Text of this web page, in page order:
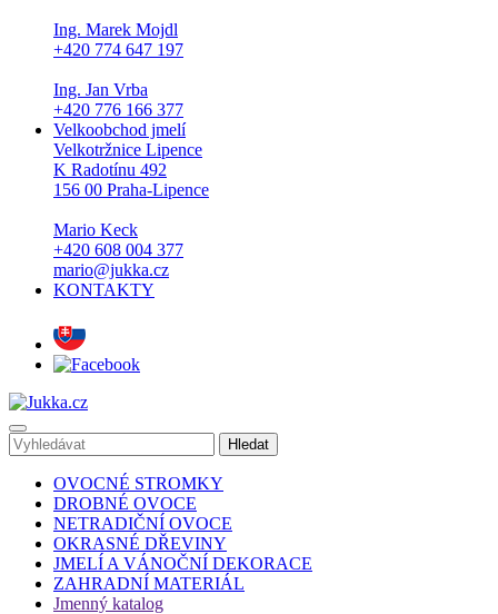
Ing. Marek Mojdl
+420 774 647 197
Ing. Jan Vrba
+420 776 166 377
Velkoobchod jmelí
Velkotržnice Lipence
K Radotínu 492
156 00 Praha-Lipence
Mario Keck
+420 608 004 377
mario@jukka.cz
KONTAKTY
OVOCNÉ STROMKY
DROBNÉ OVOCE
NETRADIČNÍ OVOCE
OKRASNÉ DŘEVINY
JMELÍ A VÁNOČNÍ DEKORACE
ZAHRADNÍ MATERIÁL
Jmenný katalog